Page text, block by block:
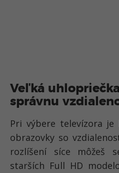
Veľká
správnu
Pri výbere televízora
obrazovky so
rozlíšení síce môžeš
starších Full HD